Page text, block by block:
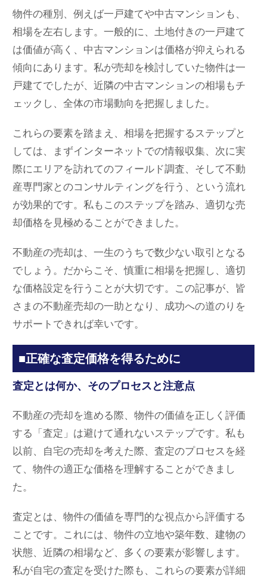
物件の種別、例えば一戸建てや中古マンションも、
相場を左右します。一般的に、土地付きの一戸建て
は価値が高く、中古マンションは価格が抑えられる
傾向にあります。私が売却を検討していた物件は一
戸建てでしたが、近隣の中古マンションの相場もチ
ェックし、全体の市場動向を把握しました。
これらの要素を踏まえ、相場を把握するステップと
しては、まずインターネットでの情報収集、次に実
際にエリアを訪れてのフィールド調査、そして不動
産専門家とのコンサルティングを行う、という流れ
が効果的です。私もこのステップを踏み、適切な売
却価格を見極めることができました。
不動産の売却は、一生のうちで数少ない取引となる
でしょう。だからこそ、慎重に相場を把握し、適切
な価格設定を行うことが大切です。この記事が、皆
さまの不動産売却の一助となり、成功への道のりを
サポートできれば幸いです。
■正確な査定価格を得るために
査定とは何か、そのプロセスと注意点
不動産の売却を進める際、物件の価値を正しく評価
する「査定」は避けて通れないステップです。私も
以前、自宅の売却を考えた際、査定のプロセスを経
て、物件の適正な価格を理解することができまし
た。
査定とは、物件の価値を専門的な視点から評価する
ことです。これには、物件の立地や築年数、建物の
状態、近隣の相場など、多くの要素が影響します。
私が自宅の査定を受けた際も、これらの要素が詳細